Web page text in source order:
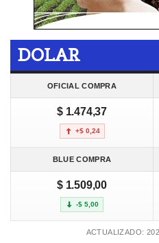
DOLAR
OFICIAL COMPRA
$ 1.474,37
+$ 0,24
BLUE COMPRA
$ 1.509,00
-$ 5,00
ACTUALIZADO: